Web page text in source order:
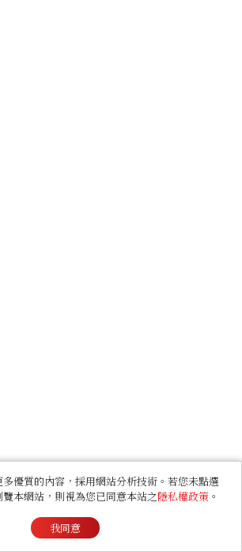
優質的內容，採用網站分析技術。若您未點選
覽本網站，則視為您已同意本站之隱私權政策 。
我同意